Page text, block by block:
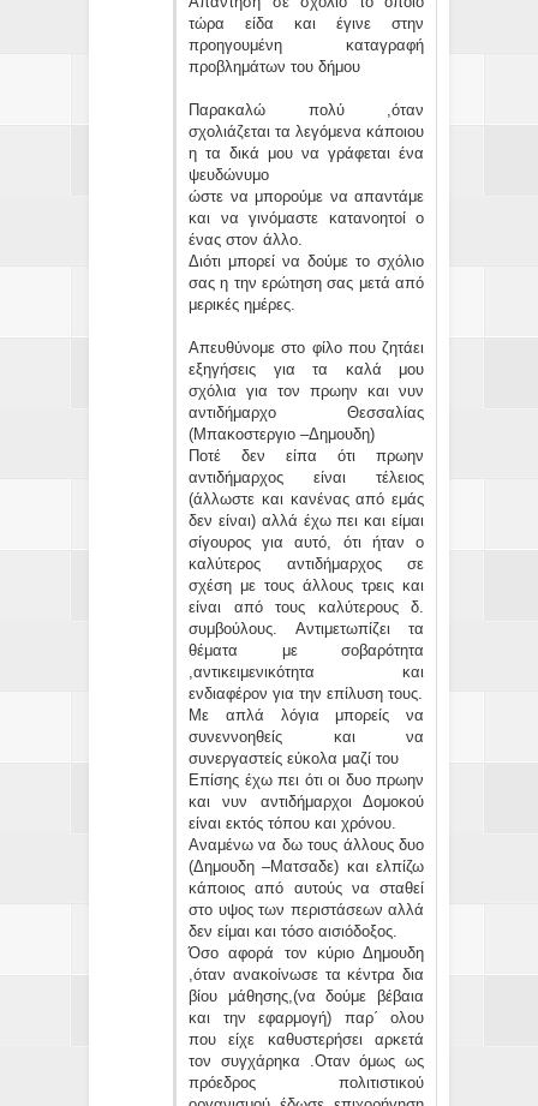
τώρα είδα και έγινε στην
προηγουμένη καταγραφή
προβλημάτων του δήμου
Παρακαλώ πολύ ,όταν
σχολιάζεται τα λεγόμενα κάποιου
η τα δικά μου να γράφεται ένα
ψευδώνυμο
ώστε να μπορούμε να απαντάμε
και να γινόμαστε κατανοητοί ο
ένας στον άλλο.
Διότι μπορεί να δούμε το σχόλιο
σας η την ερώτηση σας μετά από
μερικές ημέρες.
Απευθύνομε στο φίλο που ζητάει
εξηγήσεις για τα καλά μου
σχόλια για τον πρωην και νυν
αντιδήμαρχο Θεσσαλίας
(Μπακοστεργιο –Δημουδη)
Ποτέ δεν είπα ότι πρωην
αντιδήμαρχος είναι τέλειος
(άλλωστε και κανένας από εμάς
δεν είναι) αλλά έχω πει και είμαι
σίγουρος για αυτό, ότι ήταν ο
καλύτερος αντιδήμαρχος σε
σχέση με τους άλλους τρεις και
είναι από τους καλύτερους δ.
συμβούλους. Αντιμετωπίζει τα
θέματα με σοβαρότητα
,αντικειμενικότητα και
ενδιαφέρον για την επίλυση τους.
Με απλά λόγια μπορείς να
συνεννοηθείς και να
συνεργαστείς εύκολα μαζί του
Επίσης έχω πει ότι οι δυο πρωην
και νυν αντιδήμαρχοι Δομοκού
είναι εκτός τόπου και χρόνου.
Αναμένω να δω τους άλλους δυο
(Δημουδη –Ματσαδε) και ελπίζω
κάποιος από αυτούς να σταθεί
στο υψος των περιστάσεων αλλά
δεν είμαι και τόσο αισιόδοξος.
Όσο αφορά τον κύριο Δημουδη
,όταν ανακοίνωσε τα κέντρα δια
βίου μάθησης,(να δούμε βέβαια
και την εφαρμογή) παρ΄ ολου
που είχε καθυστερήσει αρκετά
τον συγχάρηκα .Οταν όμως ως
πρόεδρος πολιτιστικού